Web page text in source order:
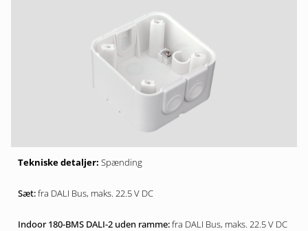
Spænding
fra DALI Bus, maks. 22.5 V DC
fra DALI Bus, maks. 22.5 V DC